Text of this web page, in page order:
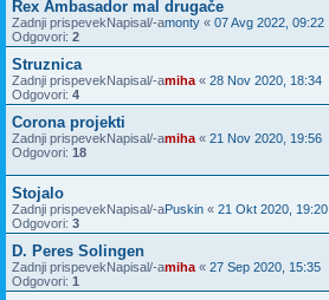
Rex Ambasador mal drugače
Zadnji prispevekNapisal/-amonty « 07 Avg 2022, 09:22
Odgovori: 2
Struznica
Zadnji prispevekNapisal/-amiha « 28 Nov 2020, 18:34
Odgovori: 4
Corona projekti
Zadnji prispevekNapisal/-amiha « 21 Nov 2020, 19:56
Odgovori: 18
Stojalo
Zadnji prispevekNapisal/-aPuskin « 21 Okt 2020, 19:20
Odgovori: 3
D. Peres Solingen
Zadnji prispevekNapisal/-amiha « 27 Sep 2020, 15:35
Odgovori: 1